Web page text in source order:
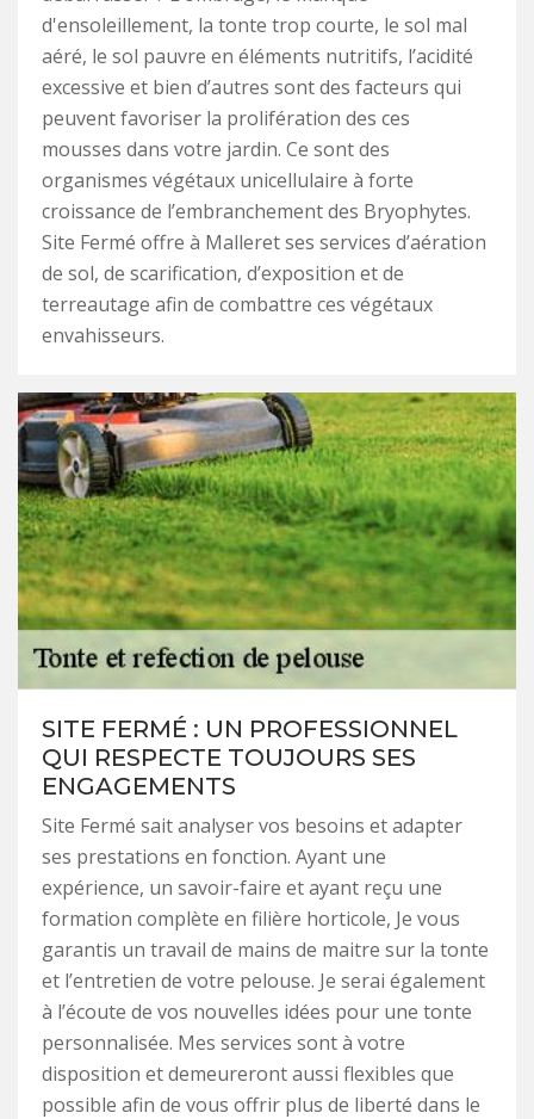
d'ensoleillement, la tonte trop courte, le sol mal
aéré, le sol pauvre en éléments nutritifs, l’acidité
excessive et bien d’autres sont des facteurs qui
peuvent favoriser la prolifération des ces
mousses dans votre jardin. Ce sont des
organismes végétaux unicellulaire à forte
croissance de l’embranchement des Bryophytes.
Site Fermé offre à Malleret ses services d’aération
de sol, de scarification, d’exposition et de
terreautage afin de combattre ces végétaux
envahisseurs.
SITE FERMÉ : UN PROFESSIONNEL
QUI RESPECTE TOUJOURS SES
ENGAGEMENTS
Site Fermé sait analyser vos besoins et adapter
ses prestations en fonction. Ayant une
expérience, un savoir-faire et ayant reçu une
formation complète en filière horticole, Je vous
garantis un travail de mains de maitre sur la tonte
et l’entretien de votre pelouse. Je serai également
à l’écoute de vos nouvelles idées pour une tonte
personnalisée. Mes services sont à votre
disposition et demeureront aussi flexibles que
possible afin de vous offrir plus de liberté dans le